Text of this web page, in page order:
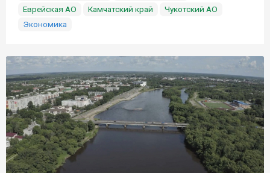
Еврейская АО
Камчатский край
Чукотский АО
Экономика